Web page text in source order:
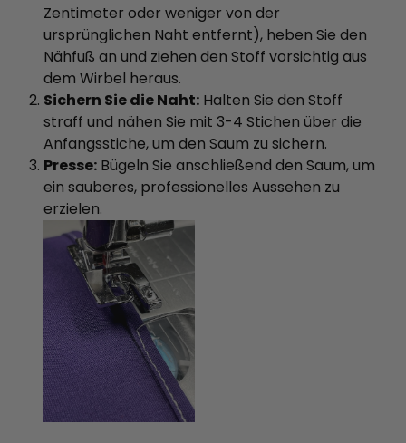
Zentimeter oder weniger von der
ursprünglichen Naht entfernt), heben Sie den
Nähfuß an und ziehen den Stoff vorsichtig aus
dem Wirbel heraus.
Sichern Sie die Naht: Halten Sie den Stoff
straff und nähen Sie mit 3-4 Stichen über die
Anfangsstiche, um den Saum zu sichern.
Presse: Bügeln Sie anschließend den Saum, um
ein sauberes, professionelles Aussehen zu
erzielen.